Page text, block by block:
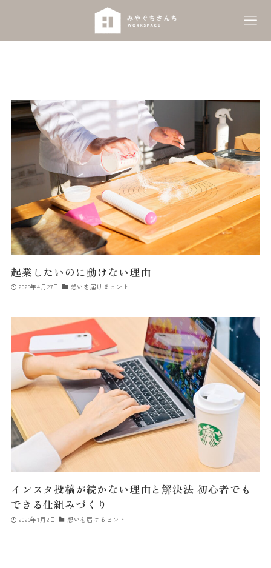
起業したいのに動けない理由
2026年4月27日 想いを届けるヒント
インスタ投稿が続かない理由と解決法 初心者でも
できる仕組みづくり
2026年1月2日 想いを届けるヒント